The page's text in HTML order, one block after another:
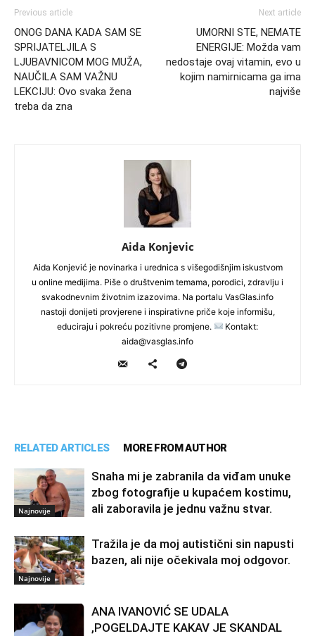
Previous article
ONOG DANA KADA SAM SE
SPRIJATELJILA S
LJUBAVNICOM MOG MUŽA,
NAUČILA SAM VAŽNU
LEKCIJU: Ovo svaka žena
treba da zna
Next article
UMORNI STE, NEMATE
ENERGIJE: Možda vam
nedostaje ovaj vitamin, evo u
kojim namirnicama ga ima
najviše
Aida Konjevic
Aida Konjević je novinarka i urednica s višegodišnjim iskustvom
u online medijima. Piše o društvenim temama, porodici, zdravlju i
svakodnevnim životnim izazovima. Na portalu VasGlas.info
nastoji donijeti provjerene i inspirativne priče koje informišu,
educiraju i pokreću pozitivne promjene.
Kontakt:
aida@vasglas.info
RELATED ARTICLES MORE FROM AUTHOR
Najnovije
Snaha mi je zabranila da viđam unuke
zbog fotografije u kupaćem kostimu,
ali zaboravila je jednu važnu stvar.
Najnovije
Tražila je da moj autistični sin napusti
bazen, ali nije očekivala moj odgovor.
ANA IVANOVIĆ SE UDALA
,POGELDAJTE KAKAV JE SKANDAL